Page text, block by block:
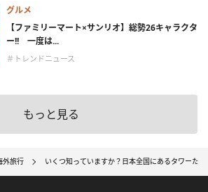
グルメ
【ファミリーマート×サンリオ】総勢26キャラクタ
ー!! 一度は...
＃トレンドニュース
もっと見る
外旅行 いくつ知っていますか？日本全国にあるタワーたち